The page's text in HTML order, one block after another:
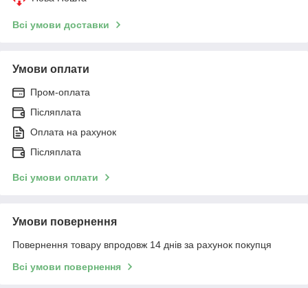
Всі умови доставки
Умови оплати
Пром-оплата
Післяплата
Оплата на рахунок
Післяплата
Всі умови оплати
Умови повернення
Повернення товару впродовж 14 днів за рахунок покупця
Всі умови повернення